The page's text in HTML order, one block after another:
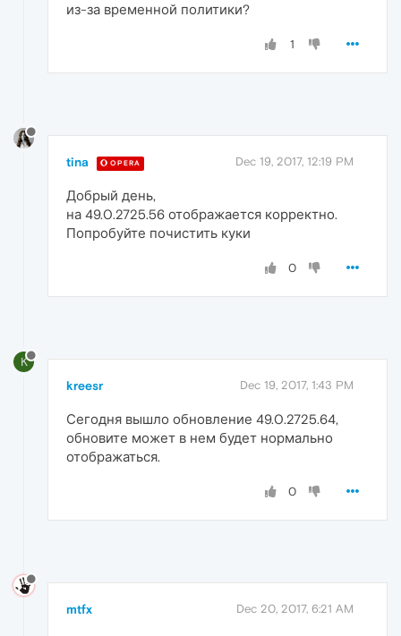
из-за временной политики?
1
tina OPERA Dec 19, 2017, 12:19 PM
Добрый день,
на 49.0.2725.56 отображается корректно.
Попробуйте почистить куки
0
K
kreesr Dec 19, 2017, 1:43 PM
Сегодня вышло обновление 49.0.2725.64,
обновите может в нем будет нормально
отображаться.
0
mtfx Dec 20, 2017, 6:21 AM